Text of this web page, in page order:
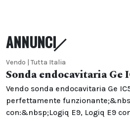
ANNUNCI
Vendo | Tutta Italia
Sonda endocavitaria Ge
Vendo sonda endocavitaria Ge
perfettamente
con:&nbsp;Logiq E9, Logiq E9